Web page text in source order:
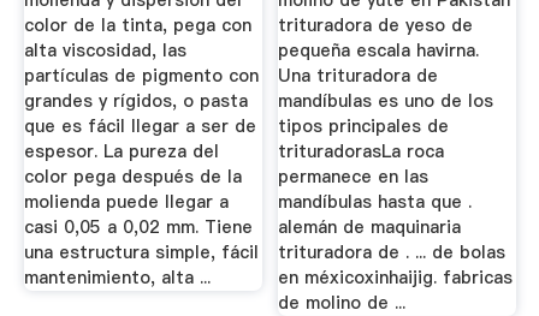
color de la tinta, pega con
alta viscosidad, las
partículas de pigmento con
grandes y rígidos, o pasta
que es fácil llegar a ser de
espesor. La pureza del
color pega después de la
molienda puede llegar a
casi 0,05 a 0,02 mm. Tiene
una estructura simple, fácil
mantenimiento, alta ...
trituradora de yeso de
pequeña escala havirna.
Una trituradora de
mandíbulas es uno de los
tipos principales de
trituradorasLa roca
permanece en las
mandíbulas hasta que .
alemán de maquinaria
trituradora de . ... de bolas
en méxicoxinhaijig. fabricas
de molino de ...